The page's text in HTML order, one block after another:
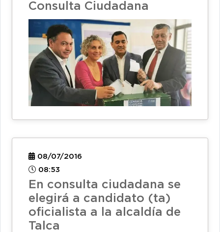
Consulta Ciudadana
08/07/2016
08:53
En consulta ciudadana se
elegirá a candidato (ta)
oficialista a la alcaldía de
Talca